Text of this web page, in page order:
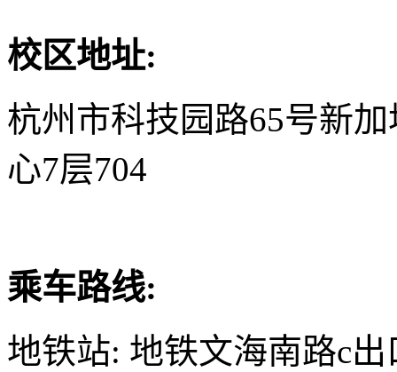
校区地址:
杭州市科技园路65号新
心7层704
乘车路线:
地铁站: 地铁文海南路c出